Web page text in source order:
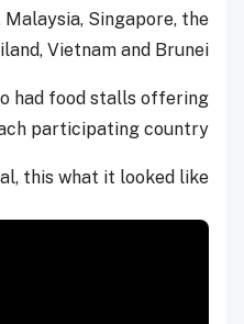
Malaysia, Singapore, the
Vietnam and Brunei.
had food stalls offering
participating country.
this what it looked like.